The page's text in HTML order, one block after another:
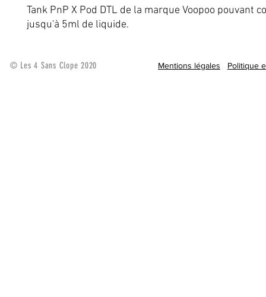
Tank PnP X Pod DTL de la marque Voopoo pouvant
jusqu'à 5ml de liquide.
© Les 4 Sans Clope 2020 Mentions légales Politique